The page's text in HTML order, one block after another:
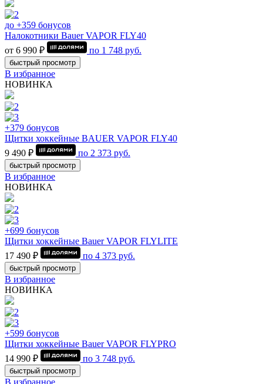
до +359 бонусов
Налокотники Bauer VAPOR FLY40
от 6 990 ₽
по 1 748 руб.
быстрый просмотр
В избранное
НОВИНКА
+379 бонусов
Щитки хоккейные BAUER VAPOR FLY40
9 490 ₽
по 2 373 руб.
быстрый просмотр
В избранное
НОВИНКА
+699 бонусов
Щитки хоккейные Bauer VAPOR FLYLITE
17 490 ₽
по 4 373 руб.
быстрый просмотр
В избранное
НОВИНКА
+599 бонусов
Щитки хоккейные Bauer VAPOR FLYPRO
14 990 ₽
по 3 748 руб.
быстрый просмотр